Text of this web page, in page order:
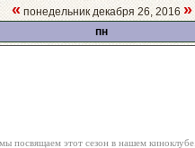
«понедельник декабря 26, 2016 »
пн
посвящаем этот сезон в нашем киноклубе.